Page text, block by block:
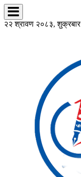
२२ श्रावण २०८३, शुक्रबार